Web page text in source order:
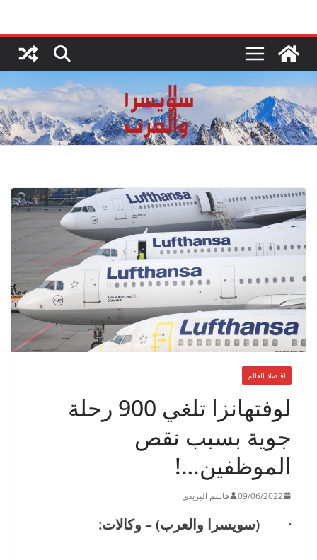
content
اقتصاد العالم
لوفتهانزا تلغي 900 رحلة
جوية بسبب نقص
الموظفين…!
09/06/2022 قاسم البريدي
· (سويسرا والعرب) – وكالات: